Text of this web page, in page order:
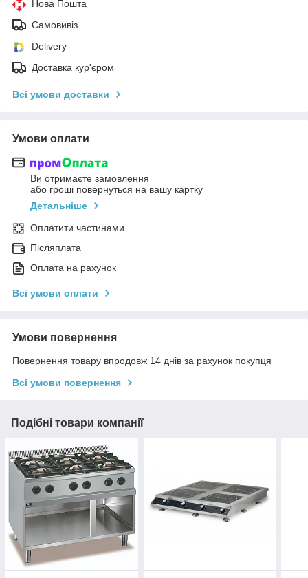
Нова Пошта
Самовивіз
Delivery
Доставка кур'єром
Всі умови доставки
Умови оплати
Ви отримаєте замовлення
або гроші повернуться на вашу картку
Детальніше
Оплатити частинами
Післяплата
Оплата на рахунок
Всі умови оплати
Умови повернення
Повернення товару впродовж 14 днів за рахунок покупця
Всі умови повернення
Подібні товари компанії